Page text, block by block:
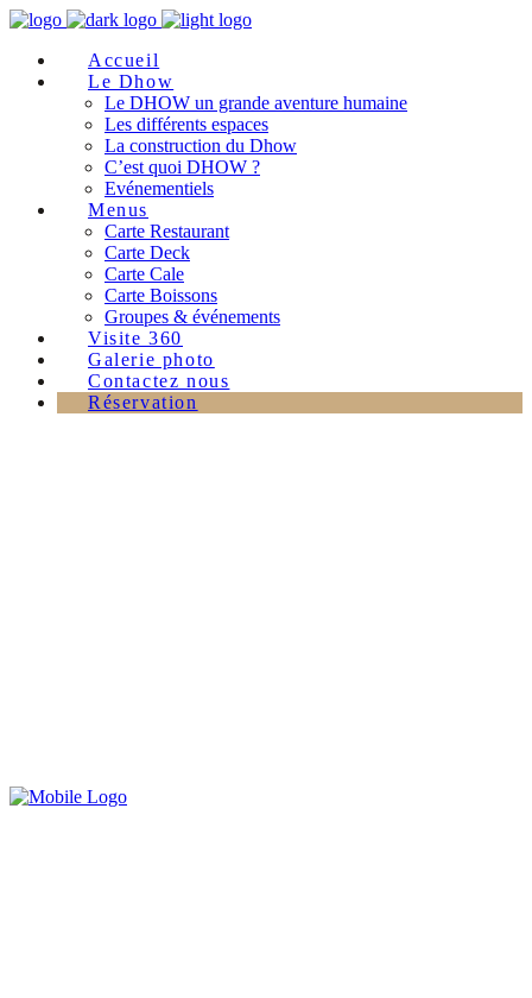
Accueil
Le Dhow
Le DHOW un grande aventure humaine
Les différents espaces
La construction du Dhow
C’est quoi DHOW ?
Evénementiels
Menus
Carte Restaurant
Carte Deck
Carte Cale
Carte Boissons
Groupes & événements
Visite 360
Galerie photo
Contactez nous
Réservation